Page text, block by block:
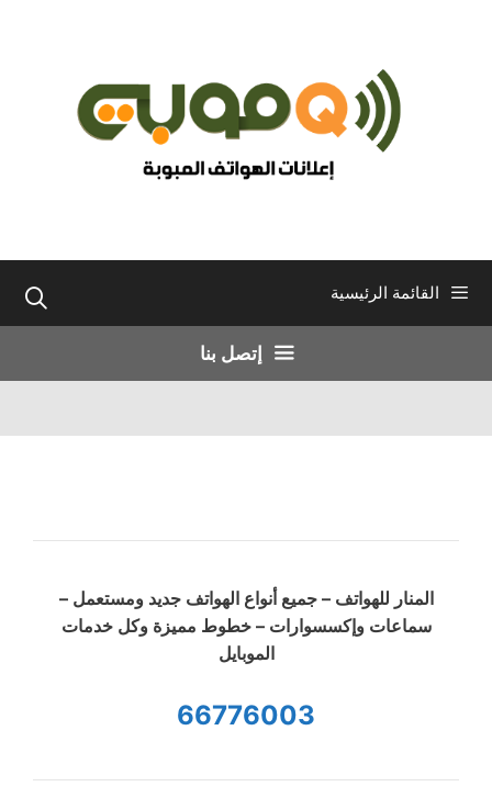
القائمة الرئيسية
إتصل بنا
المنار للهواتف – جميع أنواع الهواتف جديد ومستعمل –
سماعات وإكسسوارات – خطوط مميزة وكل خدمات
الموبايل
66776003